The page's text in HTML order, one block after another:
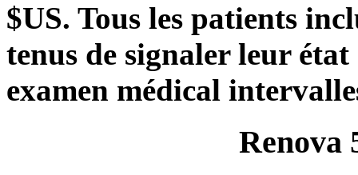
$US. Tous les patients
tenus de signaler leur état
examen médical
Renova